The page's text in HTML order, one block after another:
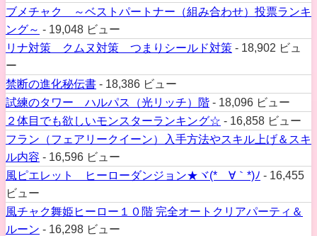
ブメチャク ～ベストパートナー（組み合わせ）投票ランキ
ング～ - 19,048 ビュー
リナ対策 クムヌ対策 つまりシールド対策 - 18,902 ビュ
ー
禁断の進化秘伝書 - 18,386 ビュー
試練のタワー ハルパス（光リッチ）階 - 18,096 ビュー
２体目でも欲しいモンスターランキング☆ - 16,858 ビュー
フラン（フェアリークイーン）入手方法やスキル上げ＆スキ
ル内容 - 16,596 ビュー
風ピエレット ヒーローダンジョン★ヾ(*´∀｀*)ﾉ - 16,455
ビュー
風チャク舞姫ヒーロー１０階 完全オートクリアパーティ＆
ルーン - 16,298 ビュー